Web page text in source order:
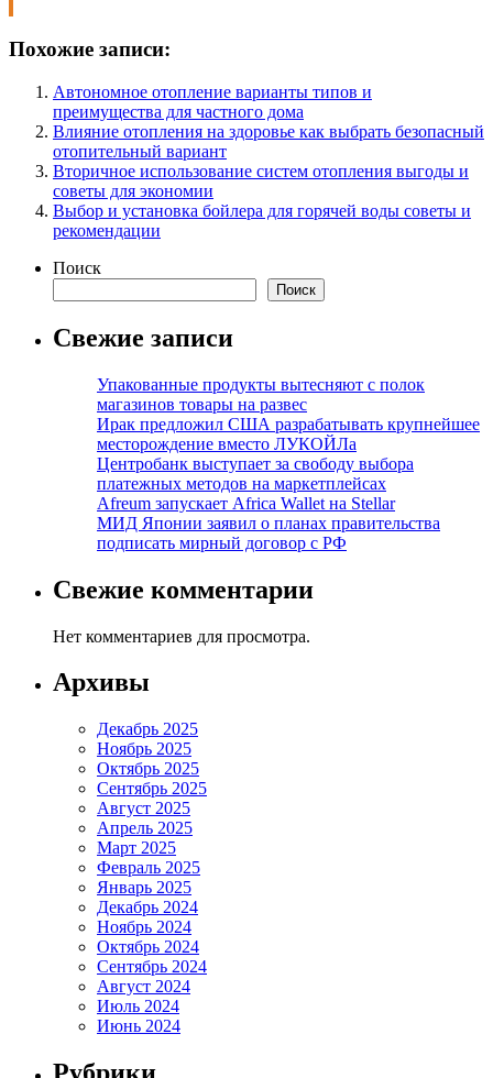
Похожие записи:
Автономное отопление варианты типов и
преимущества для частного дома
Влияние отопления на здоровье как выбрать безопасный
отопительный вариант
Вторичное использование систем отопления выгоды и
советы для экономии
Выбор и установка бойлера для горячей воды советы и
рекомендации
Поиск
Поиск
Свежие записи
Упакованные продукты вытесняют с полок
магазинов товары на развес
Ирак предложил США разрабатывать крупнейшее
месторождение вместо ЛУКОЙЛа
Центробанк выступает за свободу выбора
платежных методов на маркетплейсах
Afreum запускает Africa Wallet на Stellar
МИД Японии заявил о планах правительства
подписать мирный договор с РФ
Свежие комментарии
Нет комментариев для просмотра.
Архивы
Декабрь 2025
Ноябрь 2025
Октябрь 2025
Сентябрь 2025
Август 2025
Апрель 2025
Март 2025
Февраль 2025
Январь 2025
Декабрь 2024
Ноябрь 2024
Октябрь 2024
Сентябрь 2024
Август 2024
Июль 2024
Июнь 2024